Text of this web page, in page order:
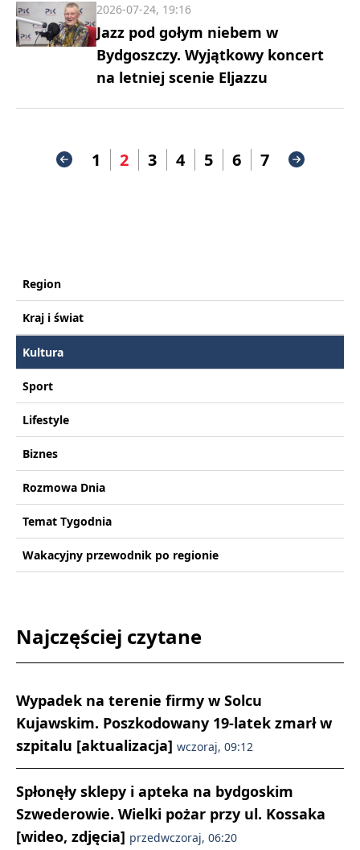
Jazz pod gołym niebem w
Bydgoszczy. Wyjątkowy koncert
na letniej scenie Eljazzu
2026-07-24, 19:16
1 2 3 4 5 6 7
Region
Kraj i świat
Kultura
Sport
Lifestyle
Biznes
Rozmowa Dnia
Temat Tygodnia
Wakacyjny przewodnik po regionie
Najczęściej czytane
Wypadek na terenie firmy w Solcu
Kujawskim. Poszkodowany 19-latek zmarł w
szpitalu [aktualizacja] wczoraj, 09:12
Spłonęły sklepy i apteka na bydgoskim
Szwederowie. Wielki pożar przy ul. Kossaka
[wideo, zdjęcia] przedwczoraj, 06:20